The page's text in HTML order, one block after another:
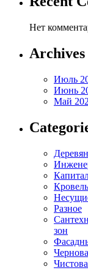
Нет
Archives
Июль
Июнь
Май
Разное
зон